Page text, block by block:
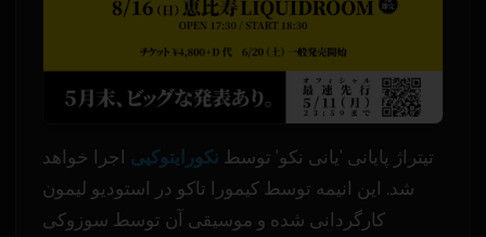
تیتراژ پایانی 'یانی نکو' توسط نکورایتوکیی اجرا خواهد
شد. این انیمه توسط کیمورا تاکو در استودیو لیمون
کارگردانی شده و موسیقی آن توسط سوزوکی